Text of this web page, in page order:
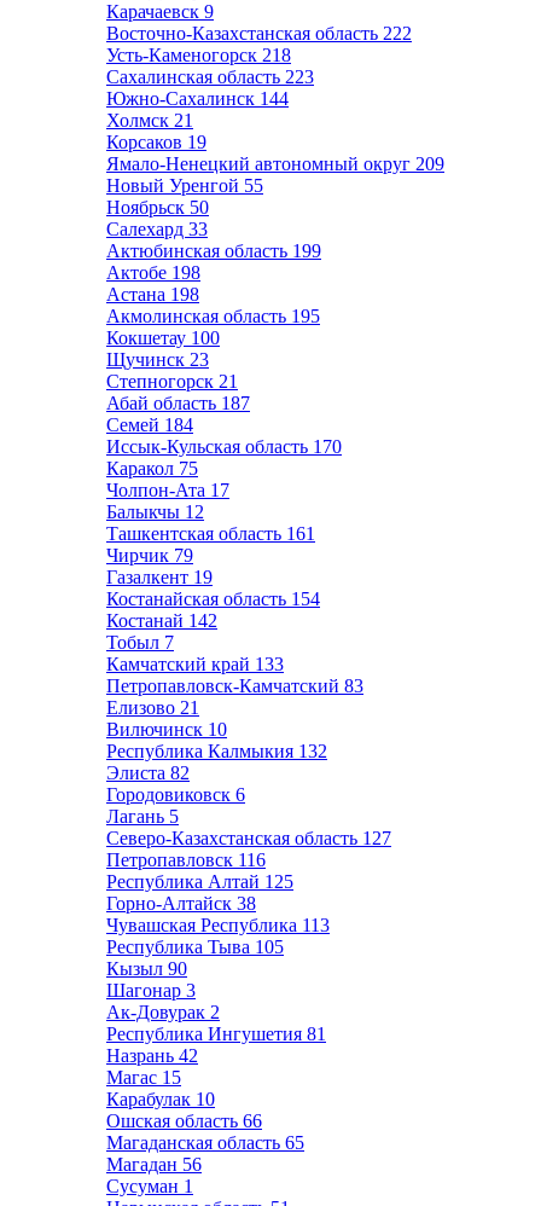
Карачаевск 9
Восточно-Казахстанская область 222
Усть-Каменогорск 218
Сахалинская область 223
Южно-Сахалинск 144
Холмск 21
Корсаков 19
Ямало-Ненецкий автономный округ 209
Новый Уренгой 55
Ноябрьск 50
Салехард 33
Актюбинская область 199
Актобе 198
Астана 198
Акмолинская область 195
Кокшетау 100
Щучинск 23
Степногорск 21
Абай область 187
Семей 184
Иссык-Кульская область 170
Каракол 75
Чолпон-Ата 17
Балыкчы 12
Ташкентская область 161
Чирчик 79
Газалкент 19
Костанайская область 154
Костанай 142
Тобыл 7
Камчатский край 133
Петропавловск-Камчатский 83
Елизово 21
Вилючинск 10
Республика Калмыкия 132
Элиста 82
Городовиковск 6
Лагань 5
Северо-Казахстанская область 127
Петропавловск 116
Республика Алтай 125
Горно-Алтайск 38
Чувашская Республика 113
Республика Тыва 105
Кызыл 90
Шагонар 3
Ак-Довурак 2
Республика Ингушетия 81
Назрань 42
Магас 15
Карабулак 10
Ошская область 66
Магаданская область 65
Магадан 56
Сусуман 1